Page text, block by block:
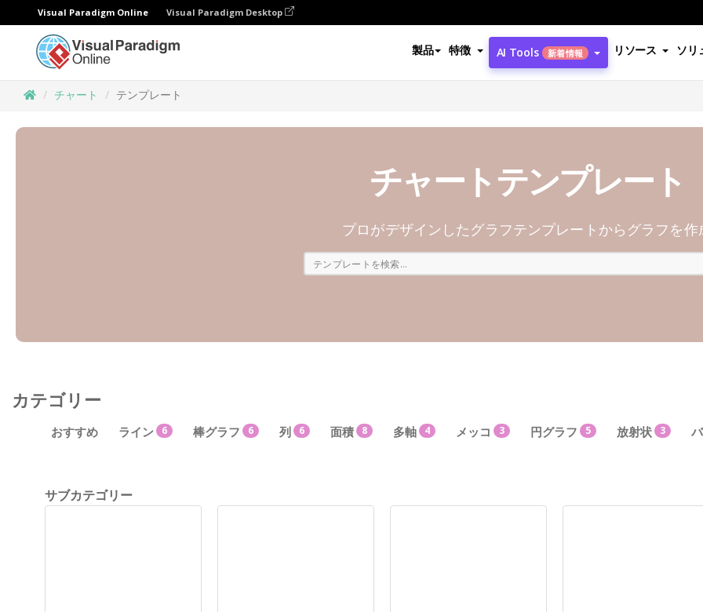
Visual Paradigm Online Visual Paradigm Desktop
製品 特徴 AI Tools 新着情報 リソース ソリ
チャート テンプレート
チャートテンプレート
プロがデザインしたグラフテンプレートからグラフを作
カテゴリー
おすすめ ライン 6 棒グラフ 6 列 6 面積 8 多軸 4 メッコ 3 円グラフ 5 放射状 3
サブカテゴリー